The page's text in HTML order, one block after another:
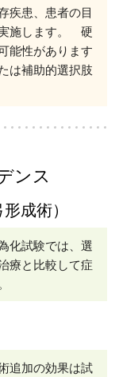
疾患、患者の目
施します。 硬
能性があります
は補助的選択肢
ンス
成術）
化試験では、選
療と比較して症
追加の効果は試